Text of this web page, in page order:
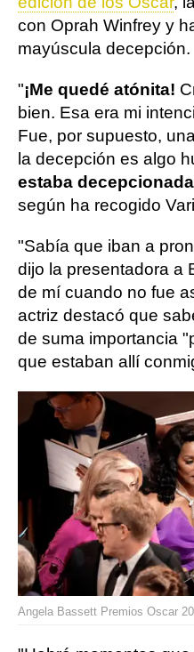
con Oprah Winfrey y
mayúscula decepción.
"¡Me quedé atónita!
bien. Esa era mi
Fue, por supuesto, una
​​la decepción es algo
estaba decepcionada
según ha recogido
"Sabía que iban a
dijo la presentadora a
de mí cuando no fue
actriz destacó que
de suma importancia
que estaban allí
Angela Bassett Premios Oscar